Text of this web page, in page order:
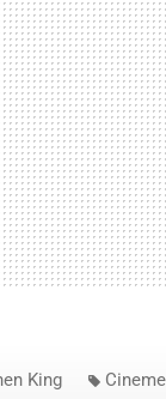
King